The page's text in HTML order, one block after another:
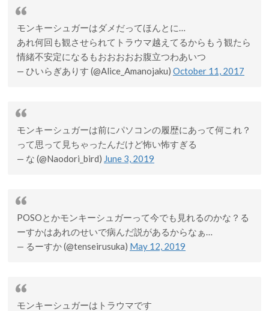
モンキーシュガーはダメだってほんとに…
あれ何回も観させられてトラウマ越えてるからもう観たら
情緒不安定になるもおおおおお腹立つわあいつ
— ひいらぎありす (@Alice_Amanojaku) October 11, 2017
モンキーシュガーは前にパソコンの履歴にあって何これ？
って思って見ちゃったんだけど怖い怖すぎる
— な (@Naodori_bird) June 3, 2019
POSOとかモンキーシュガーって今でも見れるのかな？る
ーすかはあれのせいで病んだ説があるからなぁ…
— るーすか (@tenseirusuka) May 12, 2019
モンキーシュガーはトラウマです